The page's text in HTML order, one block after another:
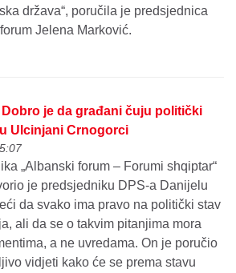
država“, poručila je predsjednica
Jelena Marković.
je da građani čuju politički
Ulcinjani Crnogorci
„Albanski forum – Forumi shqiptar“
je predsjedniku DPS-a Danijelu
da svako ima pravo na politički stav
ali da se o takvim pitanjima mora
a ne uvredama. On je poručio
vidjeti kako će se prema stavu